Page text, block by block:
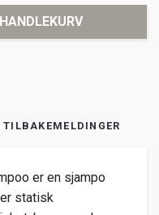
TILBAKEMELDINGER
er en sjampo
statisk